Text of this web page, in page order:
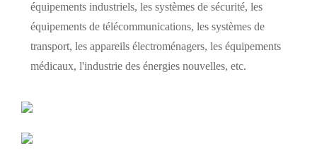
équipements industriels, les systèmes de sécurité, les
équipements de télécommunications, les systèmes de
transport, les appareils électroménagers, les équipements
médicaux, l'industrie des énergies nouvelles, etc.